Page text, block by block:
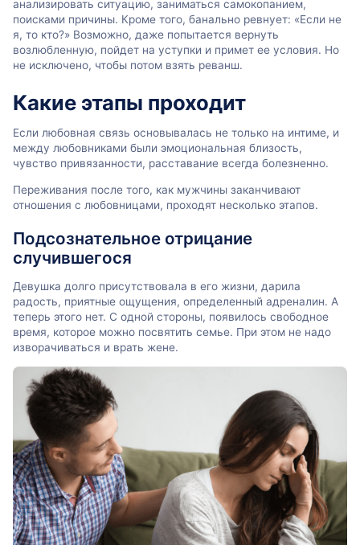
анализировать ситуацию, заниматься самокопанием,
поисками причины. Кроме того, банально ревнует: «Если не
я, то кто?» Возможно, даже попытается вернуть
возлюбленную, пойдет на уступки и примет ее условия. Но
не исключено, чтобы потом взять реванш.
Какие этапы проходит
Если любовная связь основывалась не только на интиме, и
между любовниками были эмоциональная близость,
чувство привязанности, расставание всегда болезненно.
Переживания после того, как мужчины заканчивают
отношения с любовницами, проходят несколько этапов.
Подсознательное отрицание
случившегося
Девушка долго присутствовала в его жизни, дарила
радость, приятные ощущения, определенный адреналин. А
теперь этого нет. С одной стороны, появилось свободное
время, которое можно посвятить семье. При этом не надо
изворачиваться и врать жене.